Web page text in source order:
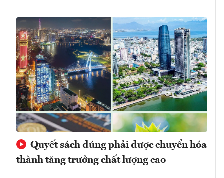
Quyết sách đúng phải được chuyển hóa
thành tăng trưởng chất lượng cao